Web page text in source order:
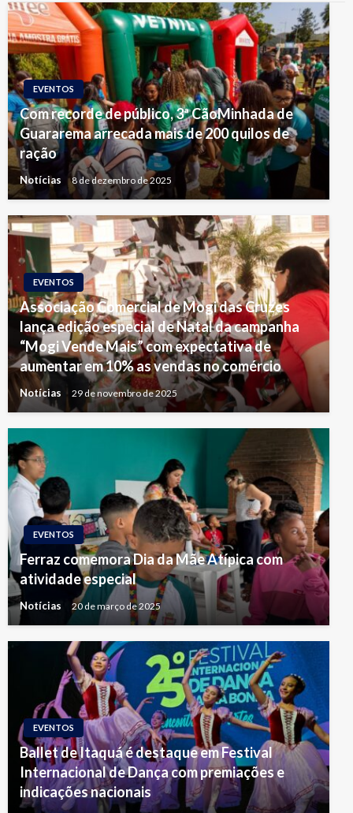
EVENTOS
Com recorde de público, 3ª CãoMinhada de
Guararema arrecada mais de 200 quilos de
ração
Notícias 8 de dezembro de 2025
EVENTOS
Associação Comercial de Mogi das Cruzes
lança edição especial de Natal da campanha
“Mogi Vende Mais” com expectativa de
aumentar em 10% as vendas no comércio
Notícias 29 de novembro de 2025
EVENTOS
Ferraz comemora Dia da Mãe Atípica com
atividade especial
Notícias 20 de março de 2025
EVENTOS
Ballet de Itaquá é destaque em Festival
Internacional de Dança com premiações e
indicações nacionais